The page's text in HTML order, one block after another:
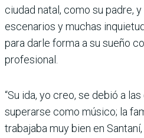
ciudad natal, como su padre,
escenarios y muchas
para darle forma a su sueño
profesional.
“Su ida, yo creo, se debió a
superarse como músico; la
trabajaba muy bien en